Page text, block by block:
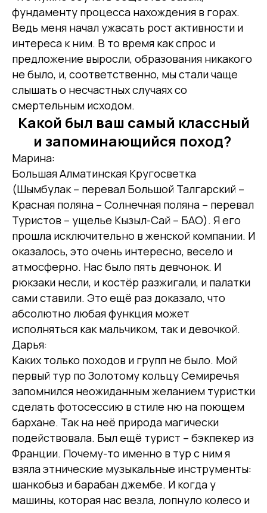
фундаменту процесса нахождения в горах.
Ведь меня начал ужасать рост активности и
интереса к ним. В то время как спрос и
предложение выросли, образования никакого
не было, и, соответственно, мы стали чаще
слышать о несчастных случаях со
смертельным исходом.
Какой был ваш самый классный
и запоминающийся поход?
Марина:
Большая Алматинская Кругосветка
(Шымбулак – перевал Большой Талгарский –
Красная поляна – Солнечная поляна – перевал
Туристов – ущелье Кызыл-Сай – БАО). Я его
прошла исключительно в женской компании. И
оказалось, это очень интересно, весело и
атмосферно. Нас было пять девчонок. И
рюкзаки несли, и костёр разжигали, и палатки
сами ставили. Это ещё раз доказало, что
абсолютно любая функция может
исполняться как мальчиком, так и девочкой.
Дарья:
Каких только походов и групп не было. Мой
первый тур по Золотому кольцу Семиречья
запомнился неожиданным желанием туристки
сделать фотосессию в стиле ню на поющем
бархане. Так на неё природа магически
подействовала. Был ещё турист – бэкпекер из
Франции. Почему-то именно в тур с ним я
взяла этнические музыкальные инструменты:
шанкобыз и барабан джембе. И когда у
машины, которая нас везла, лопнуло колесо и